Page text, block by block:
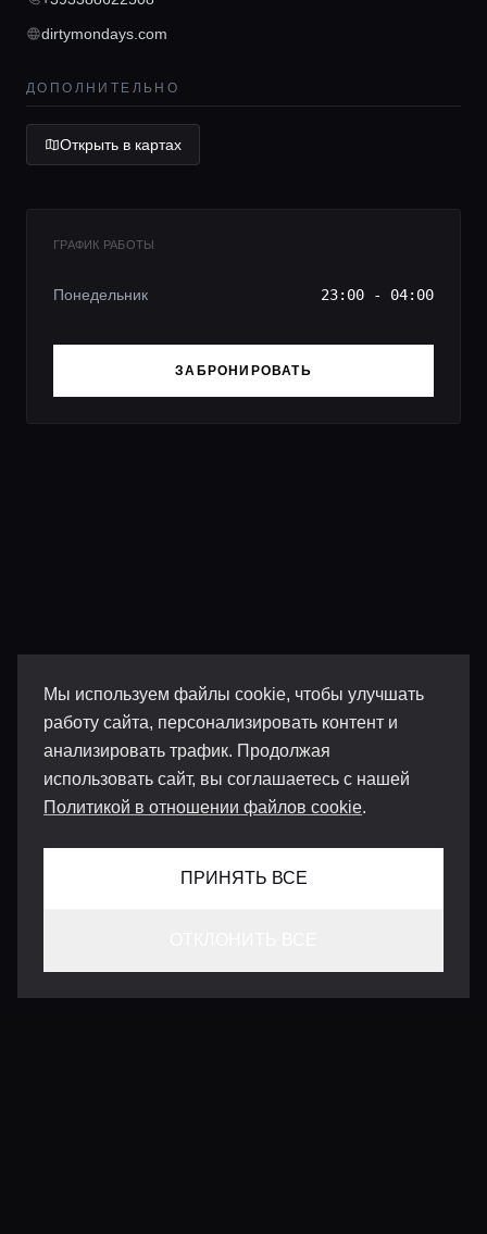
Мы используем файлы cookie, чтобы улучшать
работу сайта, персонализировать контент и
анализировать трафик. Продолжая
использовать сайт, вы соглашаетесь с нашей
Политикой в отношении файлов cookie.
ПРИНЯТЬ ВСЕ
Lifestyle журнал
dirtymondays.com
ДОПОЛНИТЕЛЬНО
Открыть в картах
ГРАФИК РАБОТЫ
Понедельник 23:00 - 04:00
ЗАБРОНИРОВАТЬ